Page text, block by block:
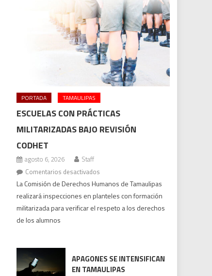
PORTADA TAMAULIPAS
ESCUELAS CON PRÁCTICAS
MILITARIZADAS BAJO REVISIÓN
CODHET
agosto 6, 2026
Staff
Comentarios desactivados
Escuelas
con
prácticas
La Comisión de Derechos Humanos de Tamaulipas
realizará inspecciones en planteles con formación
militarizada para verificar el respeto a los derechos
de los alumnos
APAGONES SE INTENSIFICAN
EN TAMAULIPAS